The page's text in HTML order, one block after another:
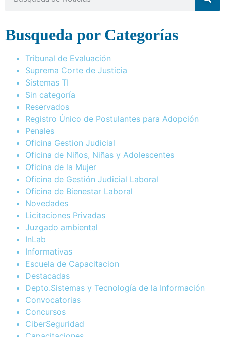
Busqueda por Categorías
Tribunal de Evaluación
Suprema Corte de Justicia
Sistemas TI
Sin categoría
Reservados
Registro Único de Postulantes para Adopción
Penales
Oficina Gestion Judicial
Oficina de Niños, Niñas y Adolescentes
Oficina de la Mujer
Oficina de Gestión Judicial Laboral
Oficina de Bienestar Laboral
Novedades
Licitaciones Privadas
Juzgado ambiental
InLab
Informativas
Escuela de Capacitacion
Destacadas
Depto.Sistemas y Tecnología de la Información
Convocatorias
Concursos
CiberSeguridad